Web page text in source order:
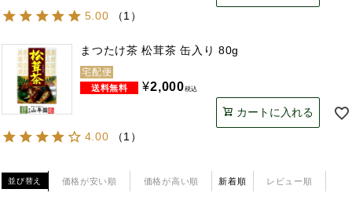
5.00
（1 ）
まつたけ茶 松茸茶 缶入り 80g
宅配便
¥2,000税込
カートに入れる
4.00
（1 ）
並び替え 価格が安い順 価格が高い順 新着順 レビュー順